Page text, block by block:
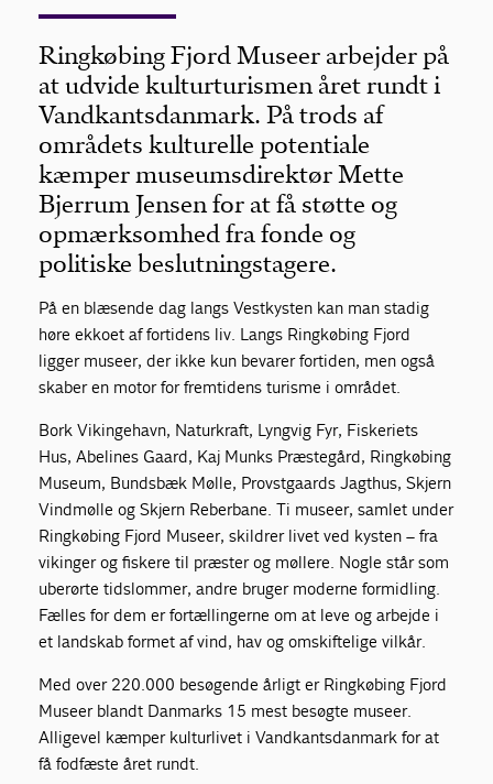
Ringkøbing Fjord Museer arbejder på
at udvide kulturturismen året rundt i
Vandkantsdanmark. På trods af
områdets kulturelle potentiale
kæmper museumsdirektør Mette
Bjerrum Jensen for at få støtte og
opmærksomhed fra fonde og
politiske beslutningstagere.
På en blæsende dag langs Vestkysten kan man stadig
høre ekkoet af fortidens liv. Langs Ringkøbing Fjord
ligger museer, der ikke kun bevarer fortiden, men også
skaber en motor for fremtidens turisme i området.
Bork Vikingehavn, Naturkraft, Lyngvig Fyr, Fiskeriets
Hus, Abelines Gaard, Kaj Munks Præstegård, Ringkøbing
Museum, Bundsbæk Mølle, Provstgaards Jagthus, Skjern
Vindmølle og Skjern Reberbane. Ti museer, samlet under
Ringkøbing Fjord Museer, skildrer livet ved kysten – fra
vikinger og fiskere til præster og møllere. Nogle står som
uberørte tidslommer, andre bruger moderne formidling.
Fælles for dem er fortællingerne om at leve og arbejde i
et landskab formet af vind, hav og omskiftelige vilkår.
Med over 220.000 besøgende årligt er Ringkøbing Fjord
Museer blandt Danmarks 15 mest besøgte museer.
Alligevel kæmper kulturlivet i Vandkantsdanmark for at
få fodfæste året rundt.